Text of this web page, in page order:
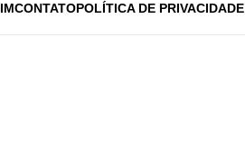
CONTATOPOLÍTICA DE PRIVACIDADE